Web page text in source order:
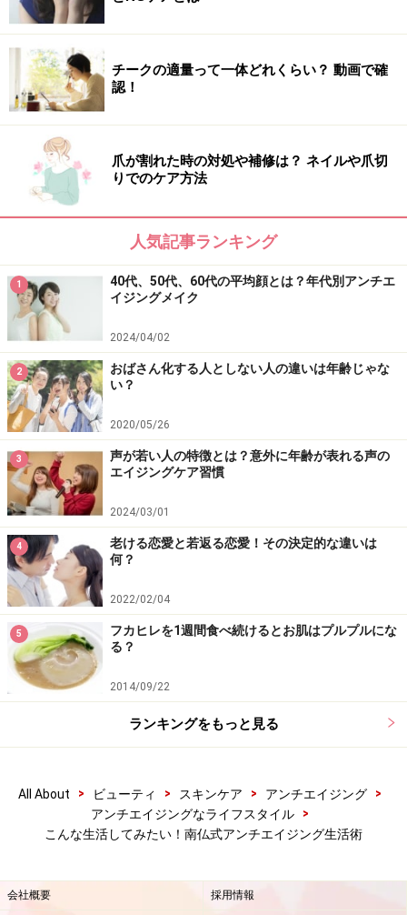
生産者と話をすると新しい食べ方を教えてもらえるし、買っ
た製品への愛着が高まります！
20分もクルマを走らせれば、田園風景が広がる南仏で
は、週に2～3回、ファーマーズマーケットが開かれま
す。これは生産者が自分で作った製品をクルマで運んで
販売する産直マーケットのようなもので、とても新鮮で
ト、ワインなどがズラリと並びます。
ファーマーズマーケットで一番楽しいのは、生産者と直
接話ができること。産直品の特徴や料理のしかた、食べ
方などを質問したり、オマケをつけてもらったり、次の
週に販売する目玉商品の情報を聞いたりと、買い物をし
ながら会話を楽しんで、仲良くなれば生産者の畑や工場
を見学に行くこともできます。ただ黙ってスーパーマー
ケットで買い物するよりも、心を込めて野菜や卵を育て
た生産者と交流するのは、とても楽しいですし、買った
製品への愛着も生まれます。日本にも道の駅などの産直
施設や産直フェアなどのイベントがありますので、ぜひ
生産者と触れ合うチャンスを楽しんでください。
ビオのマークを見逃さない
とにかくビオ製品が大人気。ちょっと値段が高くても、アン
チエイジングに関心の高い人はビオ製品を選びます。味もお
いしいですよ！
フランスは「オーガニック」「ビオ」のマークがついた
製品が大人気です。原料にこだわり、添加物などの使用
を最小限にした製品を、しっかりと選んで買って行きま
チークの適量って一体どれくらい？ 動画で確
認！
爪が割れた時の対処や補修は？ ネイルや爪切
りでのケア方法
人気記事ランキング
1
40代、50代、60代の平均顔とは？年代別アンチエ
イジングメイク
2024/04/02
2
おばさん化する人としない人の違いは年齢じゃな
い？
2020/05/26
3
声が若い人の特徴とは？意外に年齢が表れる声の
エイジングケア習慣
2024/03/01
4
老ける恋愛と若返る恋愛！その決定的な違いは
何？
2022/02/04
5
フカヒレを1週間食べ続けるとお肌はプルプルにな
る？
2014/09/22
ランキングをもっと見る
All About > ビューティ > スキンケア > アンチエイジング
>
アンチエイジングなライフスタイル
>
こんな生活してみたい！南仏式アンチエイジング生活術
会社概要 採用情報